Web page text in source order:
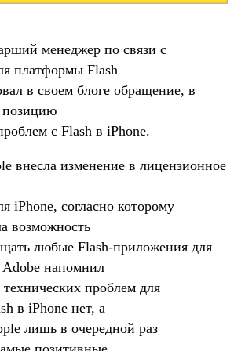
менеджер по связи с
платформы Flash
в своем блоге обращение, в
позицию
с Flash в iPhone.
внесла изменение в лицензионное
iPhone, согласно которому
возможность
любые Flash-приложения для
напомнил
проблем для
в iPhone нет, а
лишь в очередной раз